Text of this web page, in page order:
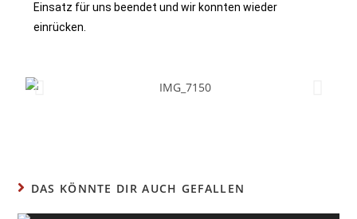
Einsatz für uns beendet und wir konnten wieder
einrücken.
DAS KÖNNTE DIR AUCH GEFALLEN